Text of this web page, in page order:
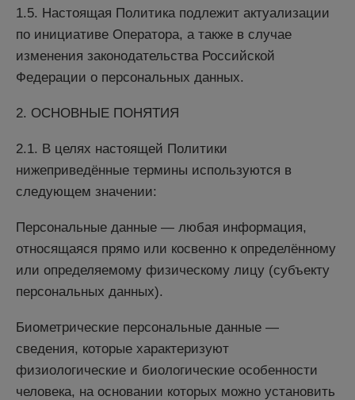
1.5. Настоящая Политика подлежит актуализации
по инициативе Оператора, а также в случае
изменения законодательства Российской
Федерации о персональных данных.
2. ОСНОВНЫЕ ПОНЯТИЯ
2.1. В целях настоящей Политики
нижеприведённые термины используются в
следующем значении:
Персональные данные — любая информация,
относящаяся прямо или косвенно к определённому
или определяемому физическому лицу (субъекту
персональных данных).
Биометрические персональные данные —
сведения, которые характеризуют
физиологические и биологические особенности
человека, на основании которых можно установить